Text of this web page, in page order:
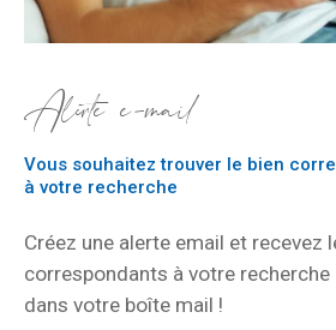
Alerte e-mail
Vous souhaitez trouver le bien
à votre recherche
Créez une alerte email et recevez
correspondants à votre recherche
dans votre boîte mail !